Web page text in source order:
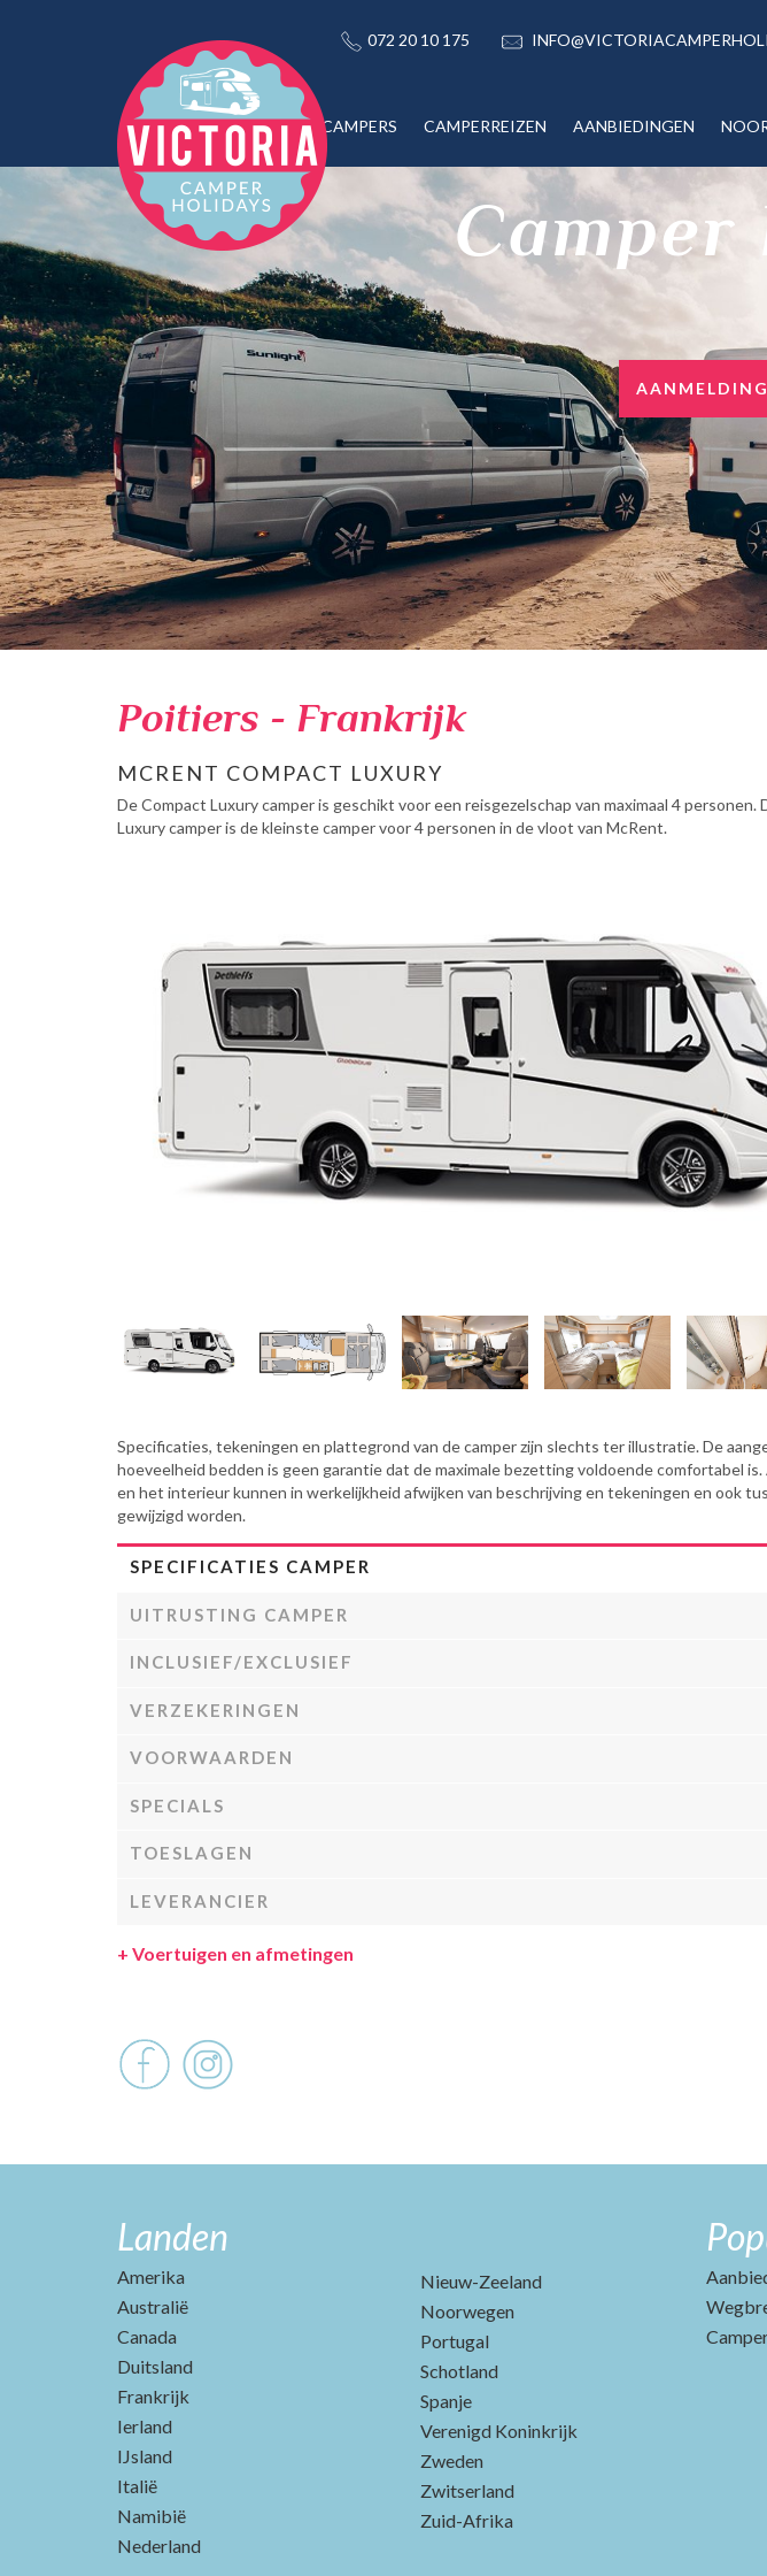
072 20 10 175
CAMPERS CAMPERREIZEN AANBIEDINGEN
Poitiers - Frankrijk
MCRENT COMPACT LUXURY
De Compact Luxury camper is geschikt voor een reisgezelschap van maximaal 4 personen.
Luxury camper is de kleinste camper voor 4 personen in de vloot van McRent.
Specificaties, tekeningen en plattegrond van de camper zijn slechts ter illustratie. De
hoeveelheid bedden is geen garantie dat de maximale bezetting voldoende comfortabel
en het interieur kunnen in werkelijkheid afwijken van beschrijving en tekeningen en ook
gewijzigd worden.
SPECIFICATIES CAMPER
UITRUSTING CAMPER
INCLUSIEF/EXCLUSIEF
VERZEKERINGEN
VOORWAARDEN
SPECIALS
TOESLAGEN
LEVERANCIER
+ Voertuigen en afmetingen
Landen
Amerika
Australië
Canada
Duitsland
Frankrijk
Ierland
IJsland
Italië
Namibië
Nederland
Nieuw-Zeeland
Noorwegen
Portugal
Schotland
Spanje
Verenigd Koninkrijk
Zweden
Zwitserland
Zuid-Afrika